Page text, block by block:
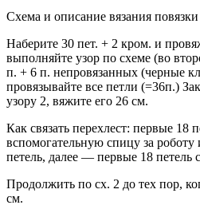
Схема и описание вязания
Наберите 30 пет. + 2 кром. и
выполняйте узор по схеме (во
п. + 6 п. непровязанных (черные
провязывайте все петли (=36п.)
узору 2, вяжите его 26 см.
Как связать перехлест: первые 18
вспомогательную спицу за
петель, далее — первые 18 петель
Продолжить по сх. 2 до тех пор,
см.